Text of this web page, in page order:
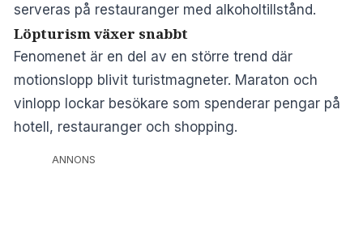
serveras på restauranger med alkoholtillstånd.
Löpturism växer snabbt
Fenomenet är en del av en större trend där
motionslopp blivit turistmagneter. Maraton och
vinlopp lockar besökare som spenderar pengar på
hotell, restauranger och shopping.
ANNONS